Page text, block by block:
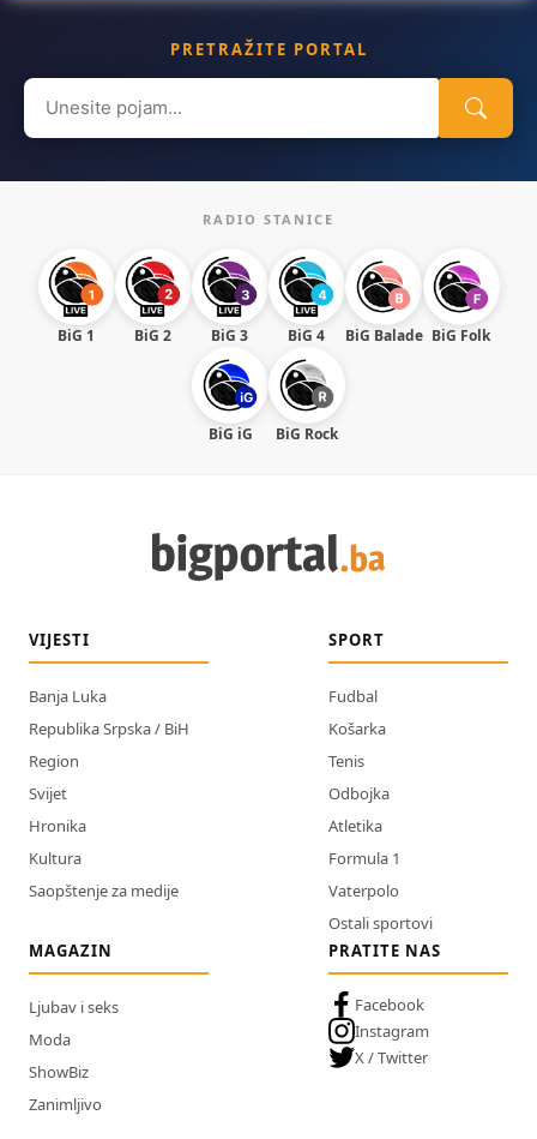
PRETRAŽITE PORTAL
Search
for:
RADIO STANICE
BiG 1 BiG 2 BiG 3 BiG 4 BiG Balade BiG Folk
BiG iG BiG Rock
VIJESTI
Banja Luka
Republika Srpska / BiH
Region
Svijet
Hronika
Kultura
Saopštenje za medije
SPORT
Fudbal
Košarka
Tenis
Odbojka
Atletika
Formula 1
Vaterpolo
Ostali sportovi
MAGAZIN
Ljubav i seks
Moda
ShowBiz
Zanimljivo
PRATITE NAS
Facebook
Instagram
X / Twitter